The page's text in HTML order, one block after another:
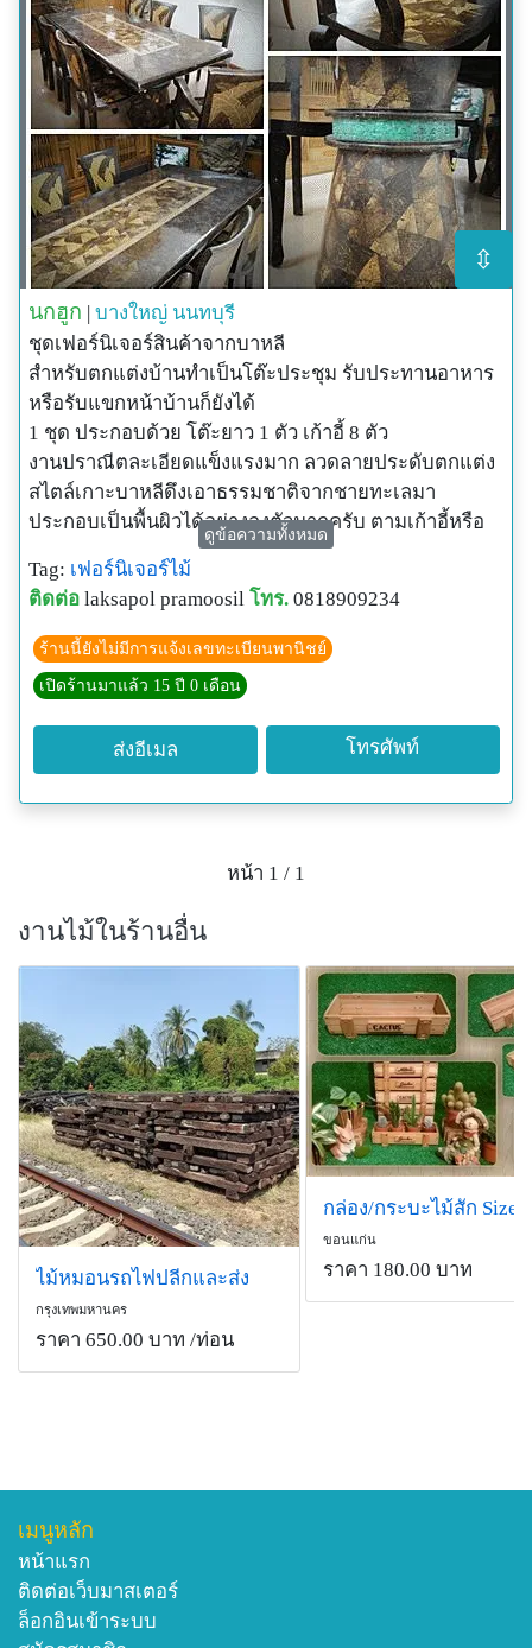
⇳
นกฮูก | บางใหญ่ นนทบุรี
ชุดเฟอร์นิเจอร์สินค้าจากบาหลี
สำหรับตกแต่งบ้านทำเป็นโต๊ะประชุม รับประทานอาหาร
หรือรับแขกหน้าบ้านก็ยังได้
1 ชุด ประกอบด้วย โต๊ะยาว 1 ตัว เก้าอี้ 8 ตัว
งานปราณีตละเอียดแข็งแรงมาก ลวดลายประดับตกแต่ง
สไตล์เกาะบาหลีดึงเอาธรรมชาติจากชายทะเลมา
ประกอบเป็นพื้นผิวได้อย่างลงตัวมากครับ ตามเก้าอี้หรือ
โต๊ะ ไม่ได้เขียนลายขึ้นมาแต่เอาวัสดุที่เป็นไม้มาขัดให้
เรียบเป็นเนื้อเดียวกัน สวยงามมากครับ
สินค้าพิเศษมีชิ้นเดียว หิ้วมาจากเกาะบาหลีเช่นกันครับ
เชิญชมหรือพูดคุยสอบถามได้ที่
e-mail:gncover@gmail.com
ดูข้อความทั้งหมด
Tag: เฟอร์นิเจอร์ไม้
ติดต่อ laksapol pramoosil โทร. 0818909234
ร้านนี้ยังไม่มีการแจ้งเลขทะเบียนพานิชย์
เปิดร้านมาแล้ว 15 ปี 0 เดือน
ส่งอีเมล โทรศัพท์
หน้า 1 / 1
งานไม้ในร้านอื่น
ไม้หมอนรถไฟปลีกและส่ง
กรุงเทพมหานคร
ราคา 650.00 บาท /ท่อน
ขอนแก่น
ราคา 180.00 บาท
เมนูหลัก
หน้าแรก
ติดต่อเว็บมาสเตอร์
ล็อกอินเข้าระบบ